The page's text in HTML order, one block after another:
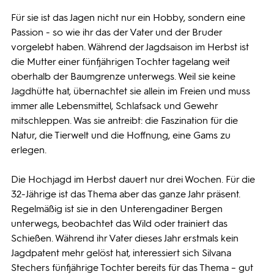
Für sie ist das Jagen nicht nur ein Hobby, sondern eine
Passion - so wie ihr das der Vater und der Bruder
vorgelebt haben. Während der Jagdsaison im Herbst ist
die Mutter einer fünfjährigen Tochter tagelang weit
oberhalb der Baumgrenze unterwegs. Weil sie keine
Jagdhütte hat, übernachtet sie allein im Freien und muss
immer alle Lebensmittel, Schlafsack und Gewehr
mitschleppen. Was sie antreibt: die Faszination für die
Natur, die Tierwelt und die Hoffnung, eine Gams zu
erlegen.
Die Hochjagd im Herbst dauert nur drei Wochen. Für die
32-Jährige ist das Thema aber das ganze Jahr präsent.
Regelmäßig ist sie in den Unterengadiner Bergen
unterwegs, beobachtet das Wild oder trainiert das
Schießen. Während ihr Vater dieses Jahr erstmals kein
Jagdpatent mehr gelöst hat, interessiert sich Silvana
Stechers fünfjährige Tochter bereits für das Thema – gut